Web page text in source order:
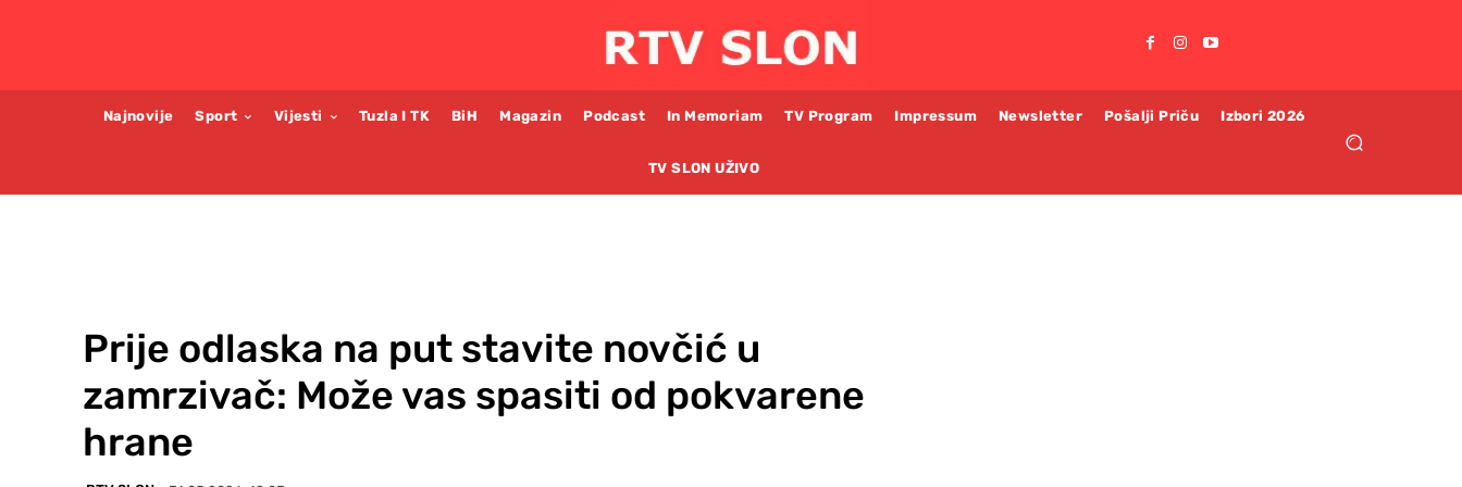
Najnovije Sport Vijesti Tuzla I TK BiH Magazin Podcast In Memoriam TV Program Impressum Newsletter Pošalji Priču Izbori 2026
TV SLON UŽIVO
Prije odlaska na put stavite novčić u
zamrzivač: Može vas spasiti od pokvarene
hrane